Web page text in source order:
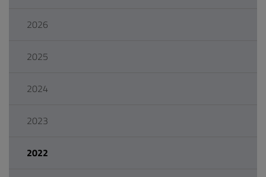
2026
2025
2024
2023
2022